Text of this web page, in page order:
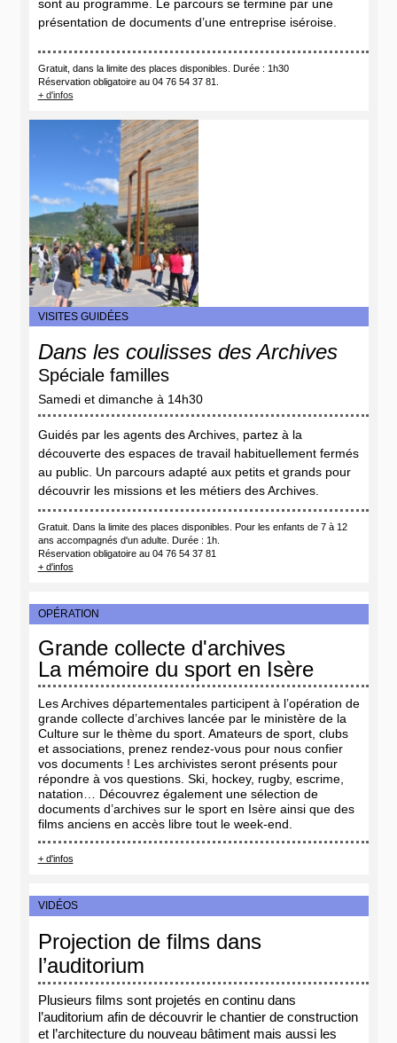
sont au programme. Le parcours se termine par une
présentation de documents d’une entreprise iséroise.
Gratuit, dans la limite des places disponibles. Durée : 1h30
Réservation obligatoire au 04 76 54 37 81.
+ d'infos
VISITES GUIDÉES
Dans les coulisses des Archives
Spéciale familles
Samedi et dimanche à 14h30
Guidés par les agents des Archives, partez à la
découverte des espaces de travail habituellement fermés
au public. Un parcours adapté aux petits et grands pour
découvrir les missions et les métiers des Archives.
Gratuit. Dans la limite des places disponibles. Pour les enfants de 7 à 12
ans accompagnés d'un adulte. Durée : 1h.
Réservation obligatoire au 04 76 54 37 81
+ d'infos
OPÉRATION
Grande collecte d'archives
La mémoire du sport en Isère
Les Archives départementales participent à l’opération de
grande collecte d’archives lancée par le ministère de la
Culture sur le thème du sport. Amateurs de sport, clubs
et associations, prenez rendez-vous pour nous confier
vos documents ! Les archivistes seront présents pour
répondre à vos questions. Ski, hockey, rugby, escrime,
natation… Découvrez également une sélection de
documents d’archives sur le sport en Isère ainsi que des
films anciens en accès libre tout le week-end.
+ d'infos
VIDÉOS
Projection de films dans
l’auditorium
Plusieurs films sont projetés en continu dans
l’auditorium afin de découvrir le chantier de construction
et l’architecture du nouveau bâtiment mais aussi les